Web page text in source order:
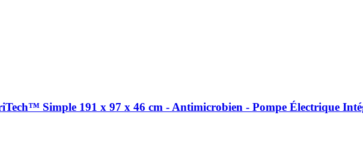
Simple 191 x 97 x 46 cm -​ Antimicrobien -​ Pompe Électrique